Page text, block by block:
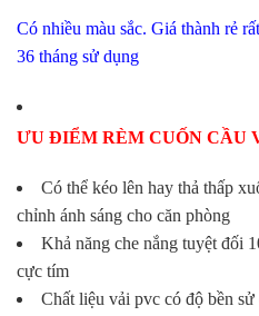
Có nhiều màu sắc. Giá thành rẻ
36 tháng sử dụng
ƯU ĐIỂM RÈM CUỐN CẦU
Có thể kéo lên hay thả thấp
chỉnh ánh sáng cho căn phòng
Khả năng che nắng tuyệt đối
cực tím
Chất liệu vải pvc có độ bền sử